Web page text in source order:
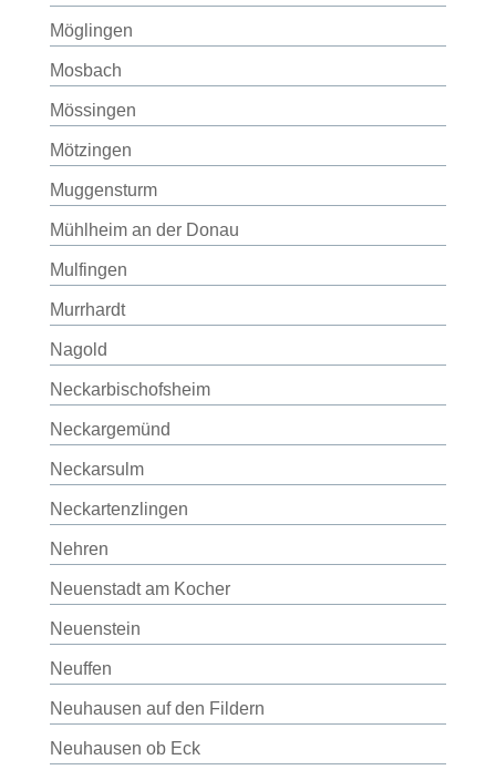
Möglingen
Mosbach
Mössingen
Mötzingen
Muggensturm
Mühlheim an der Donau
Mulfingen
Murrhardt
Nagold
Neckarbischofsheim
Neckargemünd
Neckarsulm
Neckartenzlingen
Nehren
Neuenstadt am Kocher
Neuenstein
Neuffen
Neuhausen auf den Fildern
Neuhausen ob Eck